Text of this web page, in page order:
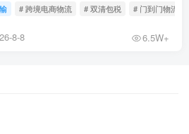
# 跨境电商物流 # 双清包税 # 门到门物流
8-8 6.5W+